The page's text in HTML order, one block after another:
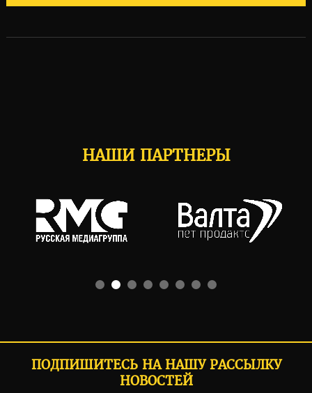
НАШИ ПАРТНЕРЫ
ПОДПИШИТЕСЬ НА НАШУ РАССЫЛКУ
НОВОСТЕЙ